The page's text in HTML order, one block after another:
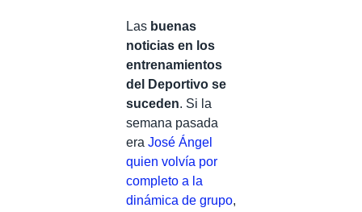
Las buenas
noticias en los
entrenamientos
del Deportivo se
suceden. Si la
semana pasada
era José Ángel
quien volvía por
completo a la
dinámica de grupo,